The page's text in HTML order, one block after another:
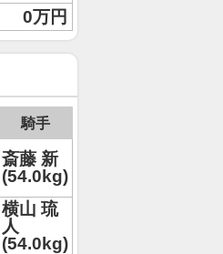
0万円
騎手
斎藤 新
(54.0kg)
横山 琉
人
(54.0kg)